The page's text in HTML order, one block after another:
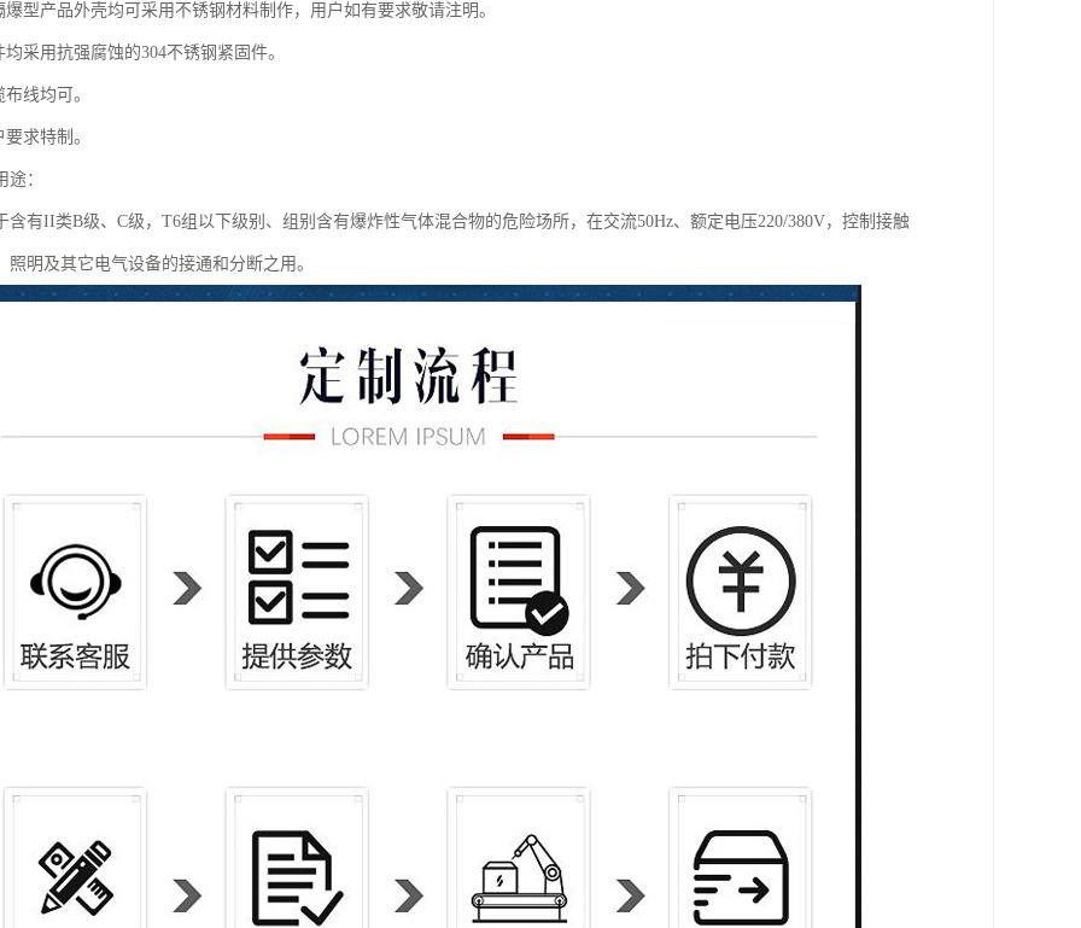
爆型产品外壳均可采用不锈钢材料制作，用户如有要求敬请注明。
采用抗强腐蚀的304不锈钢紧固件。
线均可。
求特制。
：
含有II类B级、C级，T6组以下级别、组别含有爆炸性气体混合物的危险场所，在交流50Hz、额定电压220/380V，控制接触
照明及其它电气设备的接通和分断之用。